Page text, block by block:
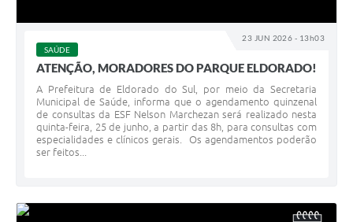
23 JUN 2026 - 13h03
SAÚDE
ATENÇÃO, MORADORES DO PARQUE ELDORADO!
A Prefeitura de Eldorado do Sul, por meio da Secretaria
Municipal de Saúde, informa que o agendamento quinzenal
de consultas da ESF Nelson Marchezan será realizado nesta
quinta-feira, 25 de junho, a partir das 8h, para consultas com
especialidades e clínicos gerais. Os agendamentos poderão
ser feitos...